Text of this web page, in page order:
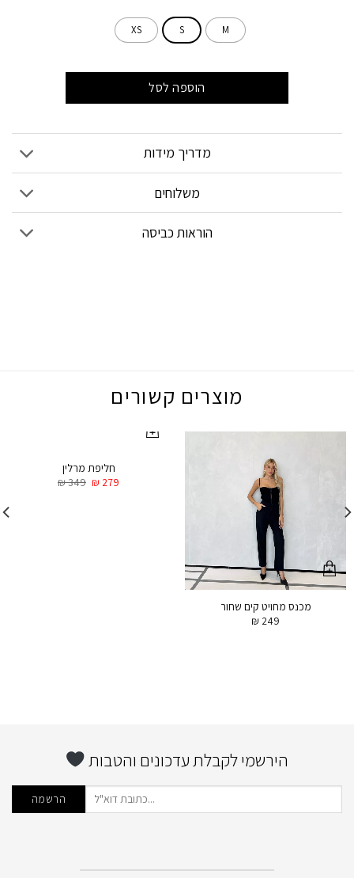
M
S
XS
הוספה לסל
מדריך מידות
משלוחים
הוראות כביסה
מוצרים קשורים
מכנס מחויט קים שחור
₪ 249
חליפת מרלין
₪349 ₪ 279
הירשמי לקבלת עדכונים והטבות